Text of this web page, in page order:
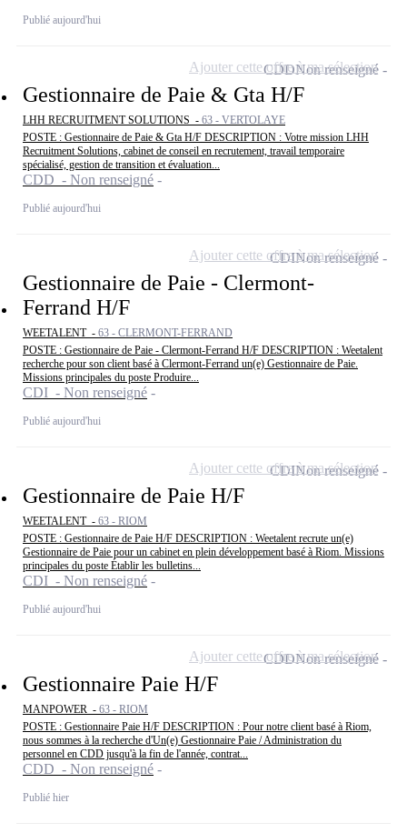
Publié aujourd'hui
Gestionnaire de Paie & Gta H/F
LHH RECRUITMENT SOLUTIONS - 63 - VERTOLAYE
POSTE : Gestionnaire de Paie & Gta H/F DESCRIPTION : Votre mission LHH
Recruitment Solutions, cabinet de conseil en recrutement, travail temporaire
spécialisé, gestion de transition et évaluation...
CDD - Non renseigné
Publié aujourd'hui
CDDNon renseigné
Ajouter cette offre à ma sélection
Gestionnaire de Paie - Clermont-
Ferrand H/F
WEETALENT - 63 - CLERMONT-FERRAND
POSTE : Gestionnaire de Paie - Clermont-Ferrand H/F DESCRIPTION : Weetalent
recherche pour son client basé à Clermont-Ferrand un(e) Gestionnaire de Paie.
Missions principales du poste Produire...
CDI - Non renseigné
Publié aujourd'hui
CDINon renseigné
Ajouter cette offre à ma sélection
Gestionnaire de Paie H/F
WEETALENT - 63 - RIOM
POSTE : Gestionnaire de Paie H/F DESCRIPTION : Weetalent recrute un(e)
Gestionnaire de Paie pour un cabinet en plein développement basé à Riom. Missions
principales du poste Établir les bulletins...
CDI - Non renseigné
Publié aujourd'hui
CDINon renseigné
Ajouter cette offre à ma sélection
Gestionnaire Paie H/F
MANPOWER - 63 - RIOM
POSTE : Gestionnaire Paie H/F DESCRIPTION : Pour notre client basé à Riom,
nous sommes à la recherche d'Un(e) Gestionnaire Paie / Administration du
personnel en CDD jusqu'à la fin de l'année, contrat...
CDD - Non renseigné
Publié hier
CDDNon renseigné
Ajouter cette offre à ma sélection